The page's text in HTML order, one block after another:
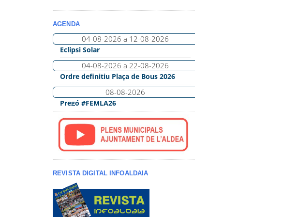
AGENDA
REVISTA DIGITAL INFOALDAIA